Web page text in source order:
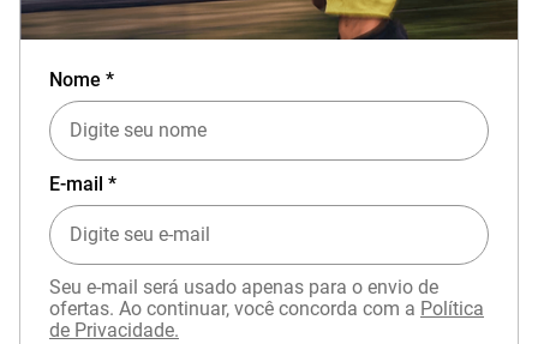
Nome *
E-mail *
Seu e-mail será usado apenas para o envio de
ofertas. Ao continuar, você concorda com a Política
de Privacidade.